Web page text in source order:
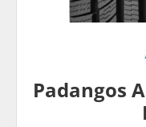
Padangos